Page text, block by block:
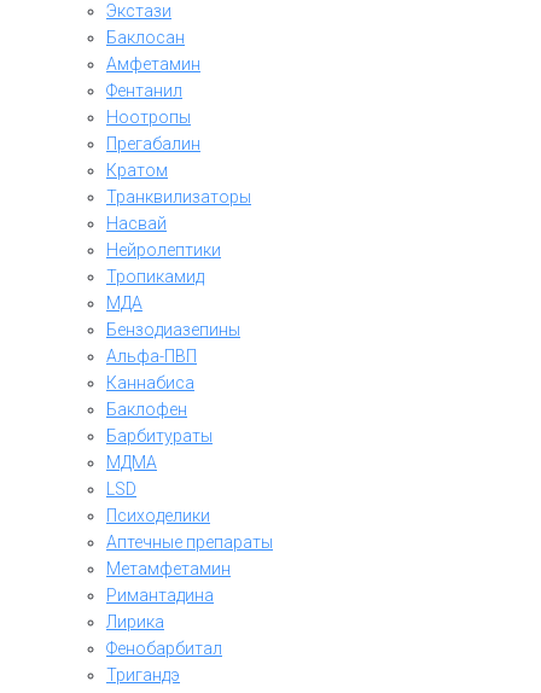
Экстази
Баклосан
Амфетамин
Фентанил
Ноотропы
Прегабалин
Кратом
Транквилизаторы
Насвай
Нейролептики
Тропикамид
МДА
Бензодиазепины
Альфа-ПВП
Каннабиса
Баклофен
Барбитураты
МДМА
LSD
Психоделики
Аптечные препараты
Метамфетамин
Римантадина
Лирика
Фенобарбитал
Тригандэ